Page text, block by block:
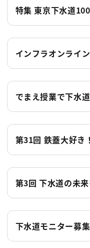
特集 東京下水道
インフラオンライ
でまえ授業で下水
第31回 鉄蓋大好き！
第3回 下水道の未
下水道モニター募集